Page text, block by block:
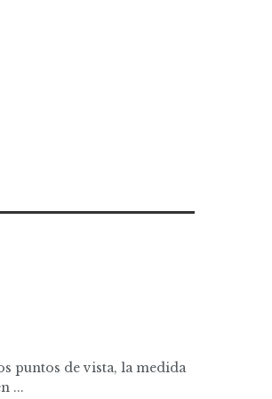
puntos de vista, la medida
...